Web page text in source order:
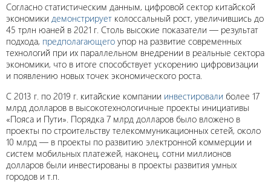
Согласно статистическим данным, цифровой сектор китайской
экономики демонстрирует колоссальный рост, увеличившись до
45 трлн юаней в 2021 г. Столь высокие показатели — результат
подхода, предполагающего упор на развитие современных
технологий при их параллельном внедрении в реальные сектора
экономики, что в итоге способствует ускорению цифровизации
и появлению новых точек экономического роста.
С 2013 г. по 2019 г. китайские компании инвестировали более 17
млрд долларов в высокотехнологичные проекты инициативы
«Пояса и Пути». Порядка 7 млрд долларов было вложено в
проекты по строительству телекоммуникационных сетей, около
10 млрд — в проекты по развитию электронной коммерции и
систем мобильных платежей, наконец, сотни миллионов
долларов были инвестированы в проекты развития умных
городов и т.п.